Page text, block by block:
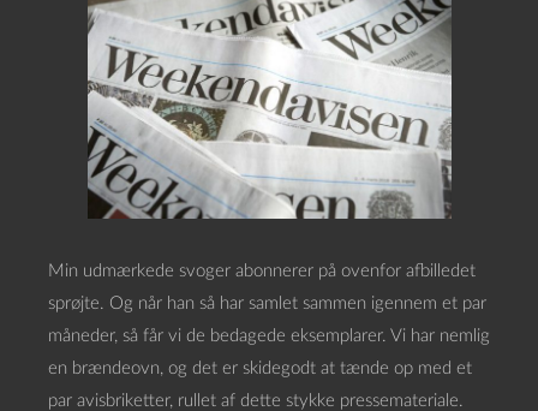
Min udmærkede svoger abonnerer på ovenfor afbilledet
sprøjte. Og når han så har samlet sammen igennem et par
måneder, så får vi de bedagede eksemplarer. Vi har nemlig
en brændeovn, og det er skidegodt at tænde op med et
par avisbriketter, rullet af dette stykke pressemateriale.